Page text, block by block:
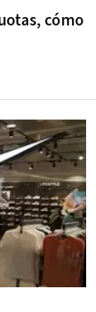
cómo